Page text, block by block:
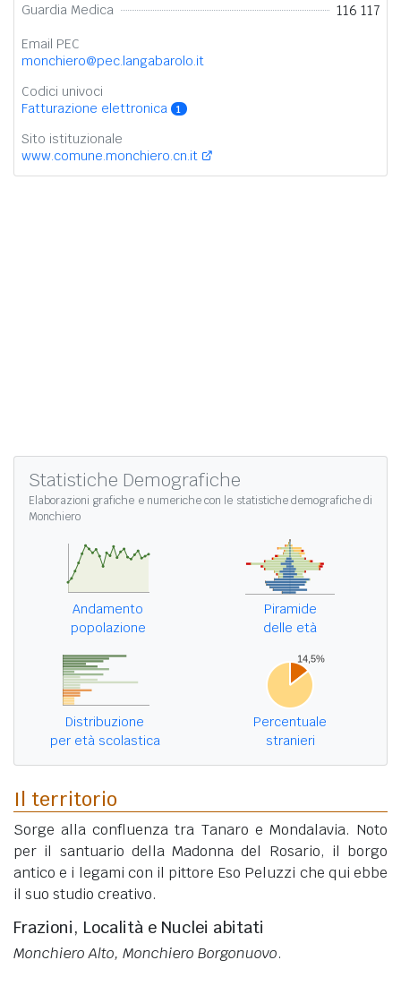
Guardia Medica 116 117
Email PEC
monchiero@pec.langabarolo.it
Codici univoci
Fatturazione elettronica
1
Sito istituzionale
www.comune.monchiero.cn.it
Statistiche Demografiche
Elaborazioni grafiche e numeriche con le statistiche demografiche di
Monchiero
Andamento
popolazione
Piramide
delle età
Distribuzione
per età scolastica
Percentuale
stranieri
Il territorio
Sorge alla confluenza tra Tanaro e Mondalavia. Noto
per il santuario della Madonna del Rosario, il borgo
antico e i legami con il pittore Eso Peluzzi che qui ebbe
il suo studio creativo.
Frazioni, Località e Nuclei abitati
Monchiero Alto, Monchiero Borgonuovo.